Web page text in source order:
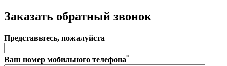
Заказать обратный звонок
Представьтесь, пожалуйста
Ваш номер мобильного телефона*